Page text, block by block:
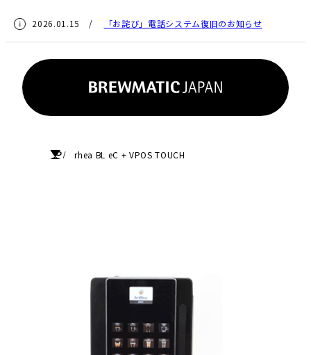
2026.01.15 / 「お詫び」電話システム復旧のお知らせ
HOMErhea BL eC + VPOS TOUCH